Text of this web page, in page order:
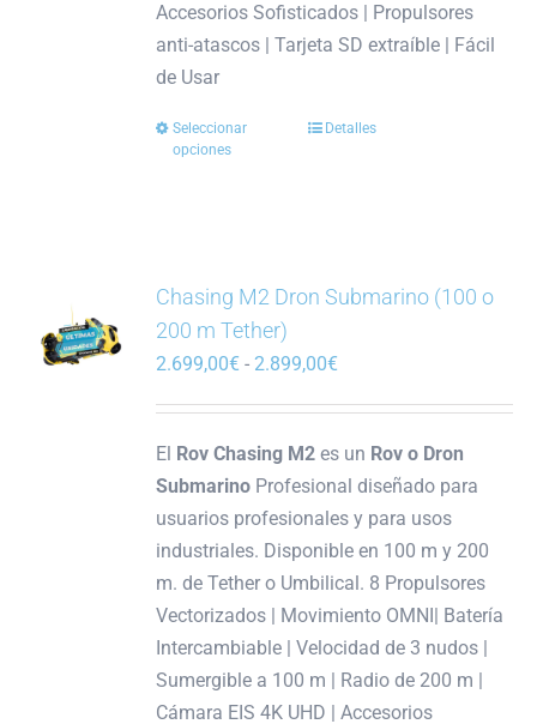
Accesorios Sofisticados | Propulsores
anti-atascos | Tarjeta SD extraíble | Fácil
de Usar
Seleccionar
opciones
Este
Las
se
en
la
página
de
producto
Detalles
Chasing M2 Dron Submarino (100 o
200 m Tether)
2.699,00€ - 2.899,00€
desde
2.699,00€
hasta
2.899,00€
El Rov Chasing M2es un Rov o Dron
Submarino Profesional diseñado para
usuarios profesionales y para usos
industriales. Disponible en 100 m y 200
m. de Tether o Umbilical. 8 Propulsores
Vectorizados | Movimiento OMNI| Batería
Intercambiable | Velocidad de 3 nudos |
Sumergible a 100 m | Radio de 200 m |
Cámara EIS 4K UHD | Accesorios